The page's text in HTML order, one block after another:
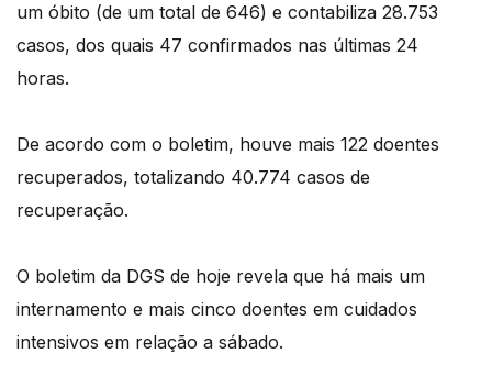
um óbito (de um total de 646) e contabiliza 28.753
casos, dos quais 47 confirmados nas últimas 24
horas.
De acordo com o boletim, houve mais 122 doentes
recuperados, totalizando 40.774 casos de
recuperação.
O boletim da DGS de hoje revela que há mais um
internamento e mais cinco doentes em cuidados
intensivos em relação a sábado.